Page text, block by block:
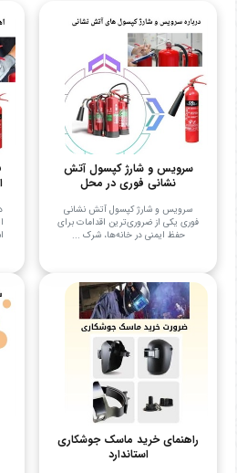
سرویس و شارژ کپسول آتش
نشانی فوری در محل
سرویس و شارژ کپسول آتش نشانی
فوری یکی از ضروری‌ترین اقدامات برای
حفظ ایمنی در خانه‌ها، شرک ...
راهنمای خرید ماسک جوشکاری
استاندارد